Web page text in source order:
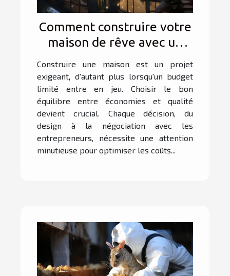
Comment construire votre
maison de rêve avec un
Construire une maison est un projet
exigeant, d'autant plus lorsqu'un budget
limité entre en jeu. Choisir le bon
équilibre entre économies et qualité
devient crucial. Chaque décision, du
design à la négociation avec les
entrepreneurs, nécessite une attention
minutieuse pour optimiser les coûts...